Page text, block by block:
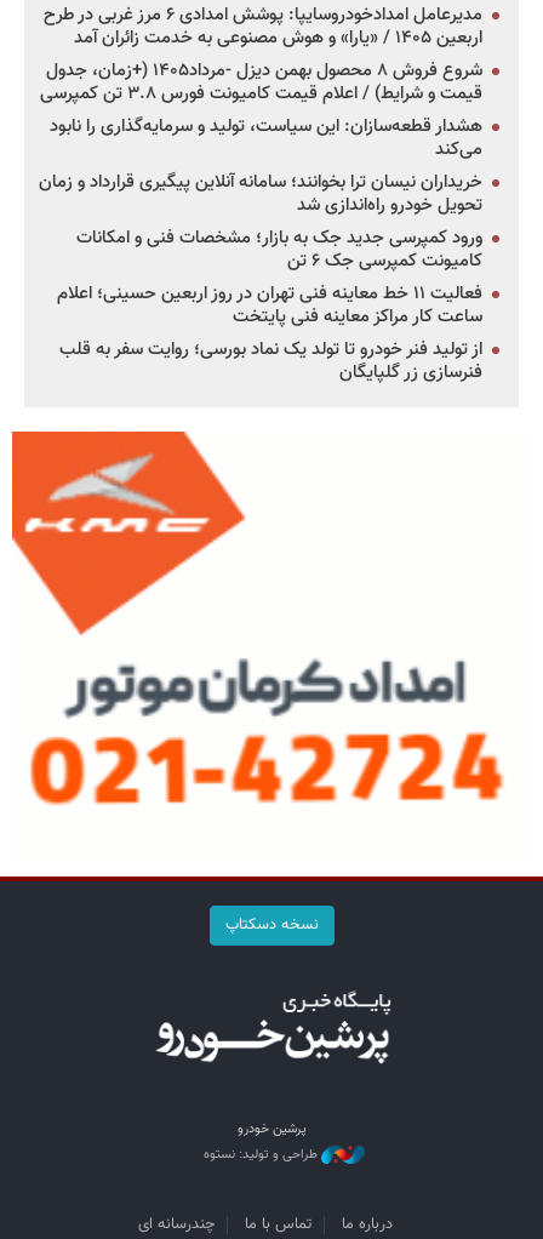
مدیرعامل امدادخودروسایپا: پوشش امدادی ۶ مرز غربی در طرح
اربعین ۱۴۰۵ / «یارا» و هوش مصنوعی به خدمت زائران آمد
شروع فروش ۸ محصول بهمن دیزل -مرداد۱۴۰۵ (+زمان، جدول
قیمت و شرایط) / اعلام قیمت کامیونت فورس ۳.۸ تن کمپرسی
هشدار قطعه‌سازان: این سیاست، تولید و سرمایه‌گذاری را نابود
می‌کند
خریداران نیسان ترا بخوانند؛ سامانه آنلاین پیگیری قرارداد و زمان
تحویل خودرو راه‌اندازی شد
ورود کمپرسی جدید جک به بازار؛ مشخصات فنی و امکانات
کامیونت کمپرسی جک ۶ تن
فعالیت ۱۱ خط معاینه فنی تهران در روز اربعین حسینی؛ اعلام
ساعت کار مراکز معاینه فنی پایتخت
از تولید فنر خودرو تا تولد یک نماد بورسی؛ روایت سفر به قلب
فنرسازی زر گلپایگان
نسخه دسکتاپ
پرشین خودرو
طراحی و تولید: نستوه
درباره ما تماس با ما چندرسانه ای